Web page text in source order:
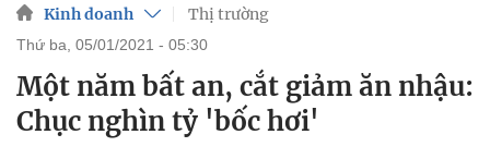
Kinh doanh Thị trường
thứ ba, 05/01/2021 - 05:30
Một năm bất an, cắt giảm ăn nhậu:
Chục nghìn tỷ 'bốc hơi'